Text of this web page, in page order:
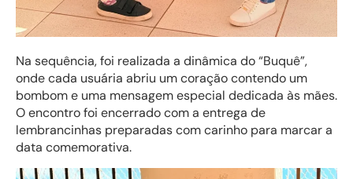
Na sequência, foi realizada a dinâmica do “Buquê”,
onde cada usuária abriu um coração contendo um
bombom e uma mensagem especial dedicada às mães.
O encontro foi encerrado com a entrega de
lembrancinhas preparadas com carinho para marcar a
data comemorativa.